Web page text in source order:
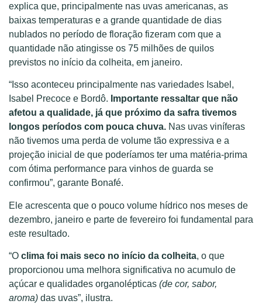
explica que, principalmente nas uvas americanas, as
baixas temperaturas e a grande quantidade de dias
nublados no período de floração fizeram com que a
quantidade não atingisse os 75 milhões de quilos
previstos no início da colheita, em janeiro.
“Isso aconteceu principalmente nas variedades Isabel,
Isabel Precoce e Bordô. Importante ressaltar que não
afetou a qualidade, já que próximo da safra tivemos
longos períodos com pouca chuva. Nas uvas viníferas
não tivemos uma perda de volume tão expressiva e a
projeção inicial de que poderíamos ter uma matéria-prima
com ótima performance para vinhos de guarda se
confirmou”, garante Bonafé.
Ele acrescenta que o pouco volume hídrico nos meses de
dezembro, janeiro e parte de fevereiro foi fundamental para
este resultado.
“O clima foi mais seco no início da colheita, o que
proporcionou uma melhora significativa no acumulo de
açúcar e qualidades organolépticas (de cor, sabor,
aroma) das uvas”, ilustra.